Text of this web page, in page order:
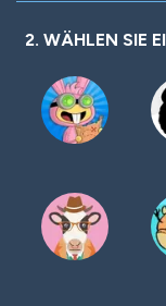
2. WÄHLEN SIE